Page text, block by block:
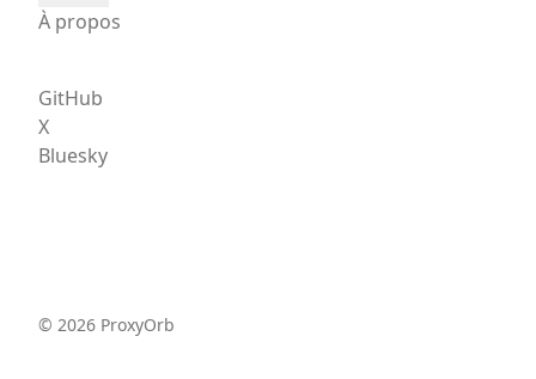
À propos
GitHub
X
Bluesky
© 2026 ProxyOrb